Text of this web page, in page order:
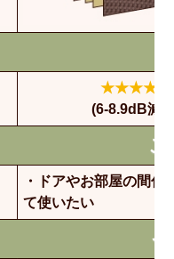
★★★★
(6-8.9dB減)
・ドアやお部屋の間仕
て使いたい